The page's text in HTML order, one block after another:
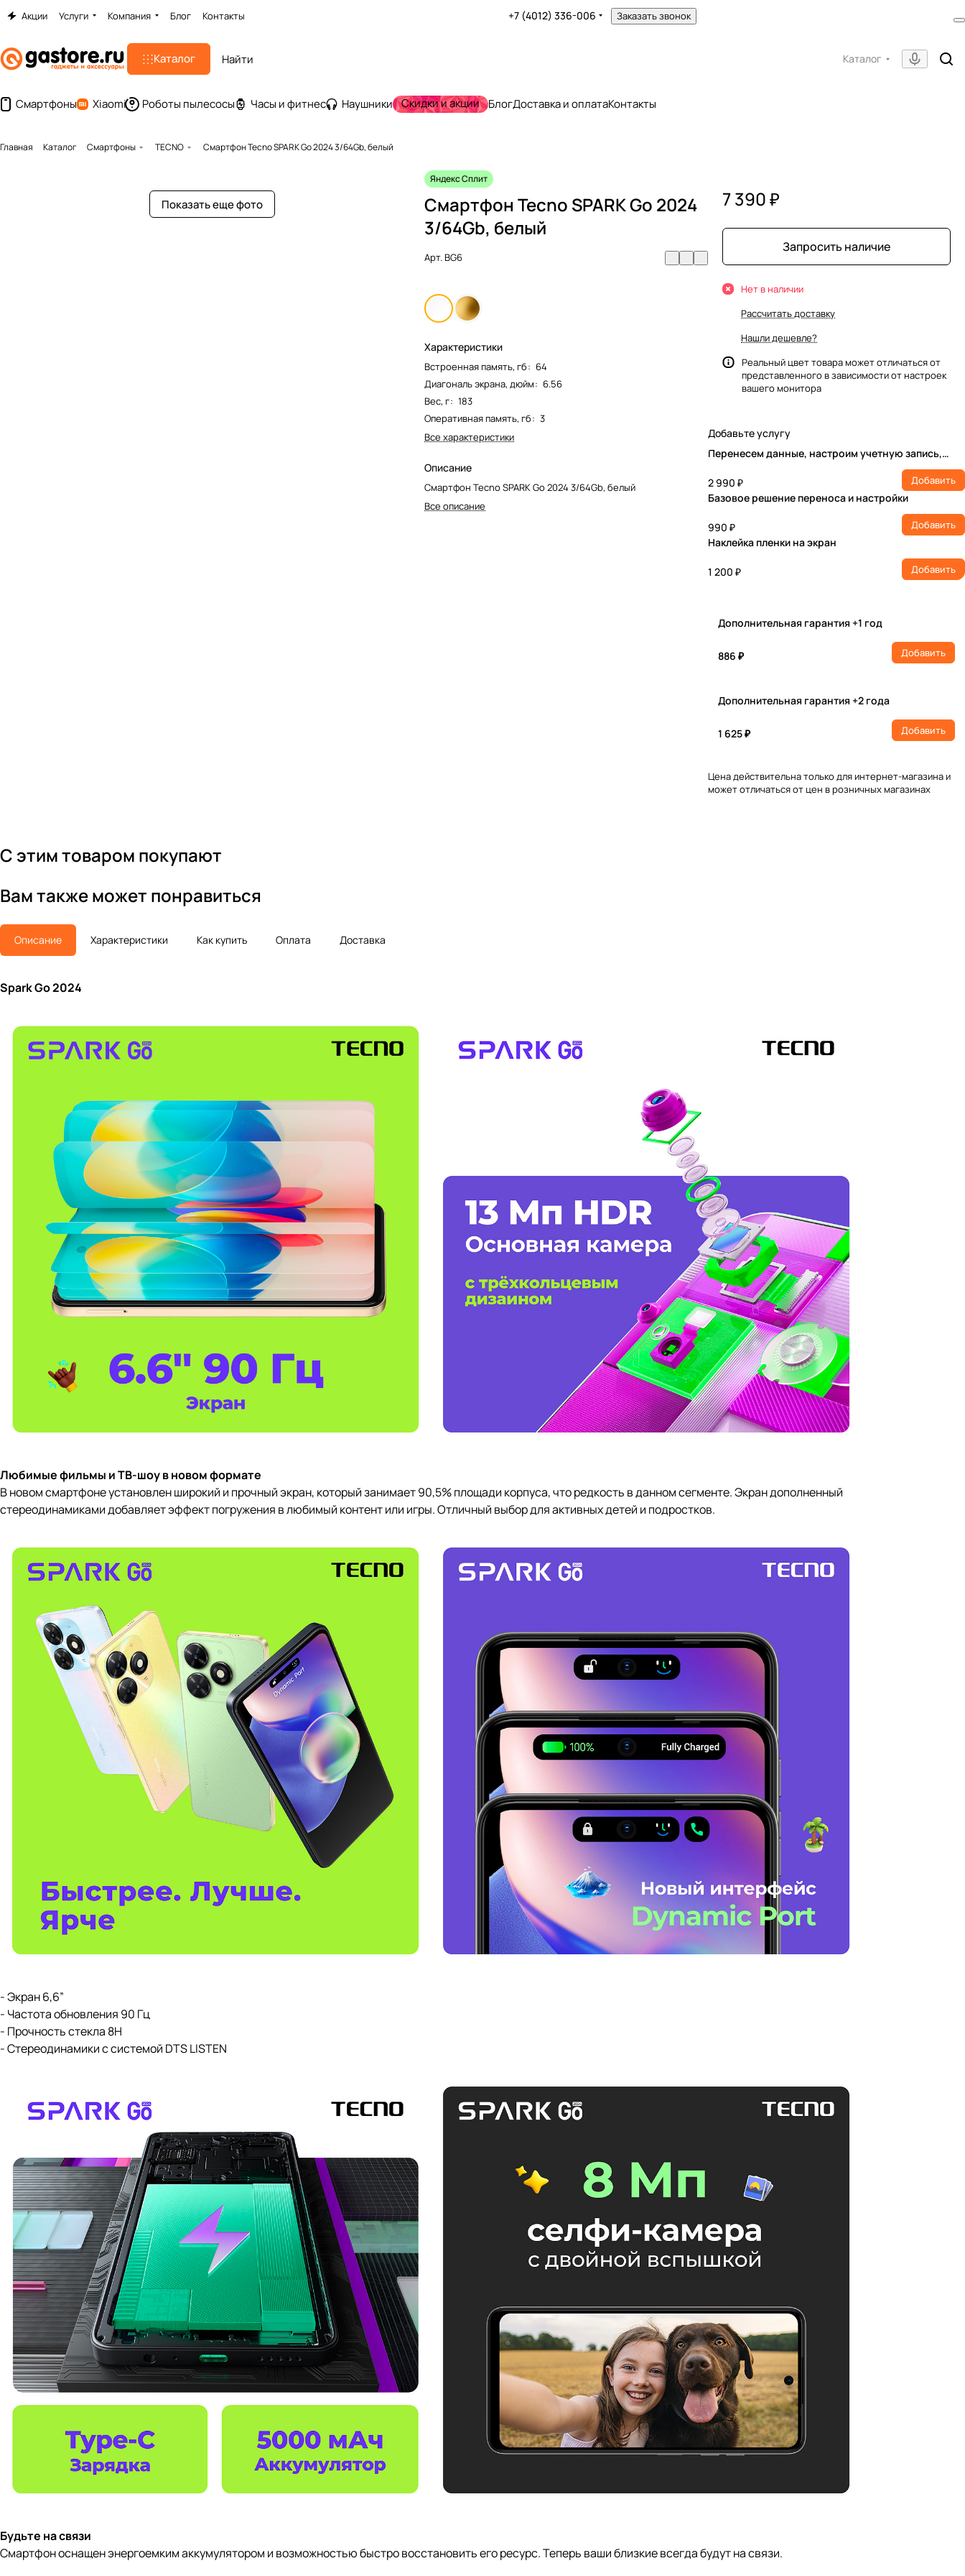
Акции Услуги Компания Блог Контакты +7 (4012) 336-006 Заказать звонок
Каталог Каталог
Смартфоны Xiaomi Роботы пылесосы Часы и фитнес Наушники Скидки и акции БлогДоставка и оплатаКонтакты
Главная Каталог Смартфоны TECNO Смартфон Tecno SPARK Go 2024 3/64Gb, белый
Показать еще фото
Яндекс Сплит
Смартфон Tecno SPARK Go 2024
3/64Gb, белый
Арт.BG6
Характеристики
Встроенная память, гб: 64
Диагональ экрана, дюйм: 6.56
Вес, г: 183
Оперативная память, гб: 3
Все характеристики
Описание
Смартфон Tecno SPARK Go 2024 3/64Gb, белый
Все описание
7 390 ₽
Запросить наличие
Нет в наличии
Рассчитать доставку
Нашли дешевле?
Реальный цвет товара может отличаться от
представленного в зависимости от настроек
вашего монитора
Добавьте услугу
Перенесем данные, настроим учетную запись,
2 990 ₽
Добавить
Базовое решение переноса и настройки
990 ₽ Добавить
Наклейка пленки на экран
1 200 ₽ Добавить
Дополнительная гарантия +1 год
886 ₽ Добавить
Дополнительная гарантия +2 года
1 625 ₽ Добавить
Цена действительна только для интернет-магазина и
может отличаться от цен в розничных магазинах
С этим товаром покупают
Вам также может понравиться
Описание Характеристики Как купить Оплата Доставка
Spark Go 2024
Любимые фильмы и ТВ-шоу в новом формате
В новом смартфоне установлен широкий и прочный экран, который занимает 90,5% площади корпуса, что редкость в данном сегменте. Экран дополненный
стереодинамиками добавляет эффект погружения в любимый контент или игры. Отличный выбор для активных детей и подростков.
- Экран 6,6”
- Частота обновления 90 Гц
- Прочность стекла 8H
- Стереодинамики с системой DTS LISTEN
Будьте на связи
Смартфон оснащен энергоемким аккумулятором и возможностью быстро восстановить его ресурс. Теперь ваши близкие всегда будут на связи.